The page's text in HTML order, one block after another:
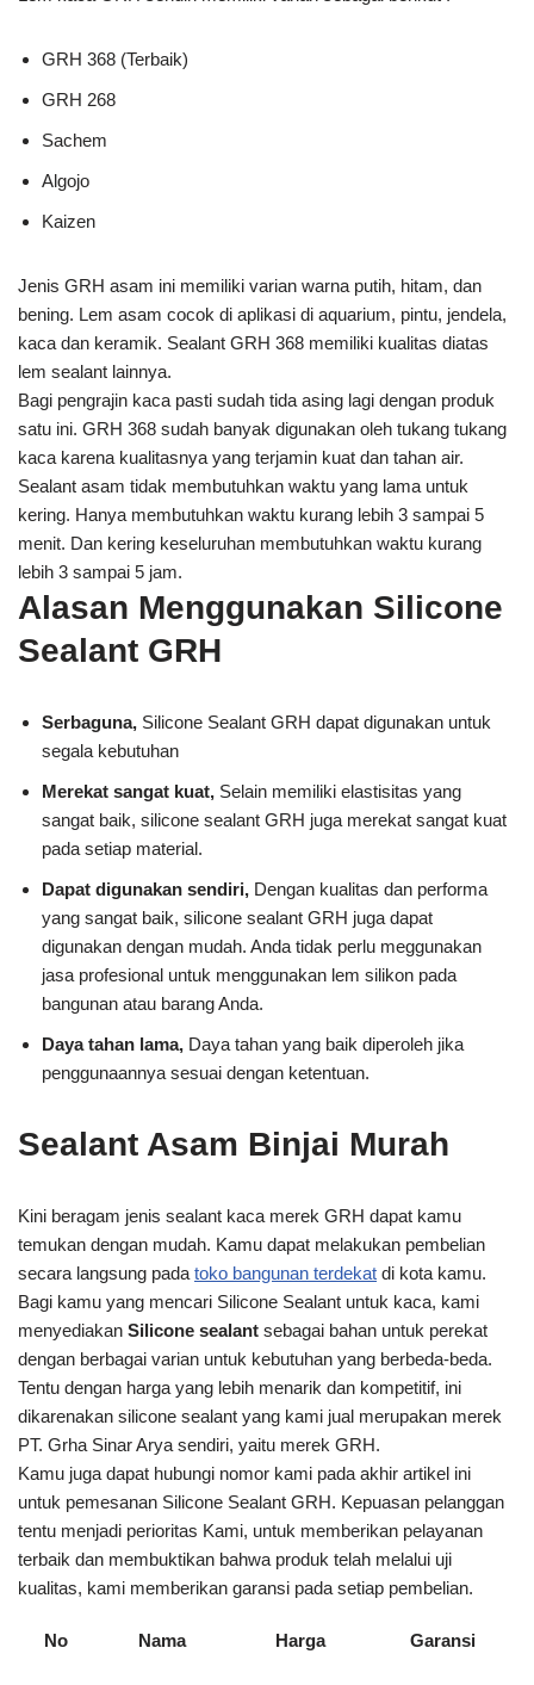
GRH 368 (Terbaik)
GRH 268
Sachem
Algojo
Kaizen
Jenis GRH asam ini memiliki varian warna putih, hitam, dan
bening. Lem asam cocok di aplikasi di aquarium, pintu, jendela,
kaca dan keramik. Sealant GRH 368 memiliki kualitas diatas
lem sealant lainnya.
Bagi pengrajin kaca pasti sudah tida asing lagi dengan produk
satu ini. GRH 368 sudah banyak digunakan oleh tukang tukang
kaca karena kualitasnya yang terjamin kuat dan tahan air.
Sealant asam tidak membutuhkan waktu yang lama untuk
kering. Hanya membutuhkan waktu kurang lebih 3 sampai 5
menit. Dan kering keseluruhan membutuhkan waktu kurang
lebih 3 sampai 5 jam.
Alasan Menggunakan Silicone
Sealant GRH
Serbaguna, Silicone Sealant GRH dapat digunakan untuk
segala kebutuhan
Merekat sangat kuat, Selain memiliki elastisitas yang
sangat baik, silicone sealant GRH juga merekat sangat kuat
pada setiap material.
Dapat digunakan sendiri, Dengan kualitas dan performa
yang sangat baik, silicone sealant GRH juga dapat
digunakan dengan mudah. Anda tidak perlu meggunakan
jasa profesional untuk menggunakan lem silikon pada
bangunan atau barang Anda.
Daya tahan lama, Daya tahan yang baik diperoleh jika
penggunaannya sesuai dengan ketentuan.
Sealant Asam Binjai Murah
Kini beragam jenis sealant kaca merek GRH dapat kamu
temukan dengan mudah. Kamu dapat melakukan pembelian
secara langsung pada toko bangunan terdekat di kota kamu.
Bagi kamu yang mencari Silicone Sealant untuk kaca, kami
menyediakan Silicone sealant sebagai bahan untuk perekat
dengan berbagai varian untuk kebutuhan yang berbeda-beda.
Tentu dengan harga yang lebih menarik dan kompetitif, ini
dikarenakan silicone sealant yang kami jual merupakan merek
PT. Grha Sinar Arya sendiri, yaitu merek GRH.
Kamu juga dapat hubungi nomor kami pada akhir artikel ini
untuk pemesanan Silicone Sealant GRH. Kepuasan pelanggan
tentu menjadi perioritas Kami, untuk memberikan pelayanan
terbaik dan membuktikan bahwa produk telah melalui uji
kualitas, kami memberikan garansi pada setiap pembelian.
No Nama Harga Garansi